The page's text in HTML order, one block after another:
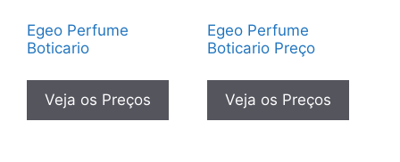
Egeo Perfume
Boticario
Veja os Preços
Egeo Perfume
Boticario Preço
Veja os Preços